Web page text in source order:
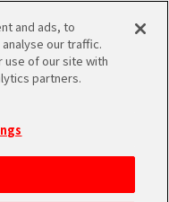
MEN
and ads, to
our traffic.
use of our site with
partners.